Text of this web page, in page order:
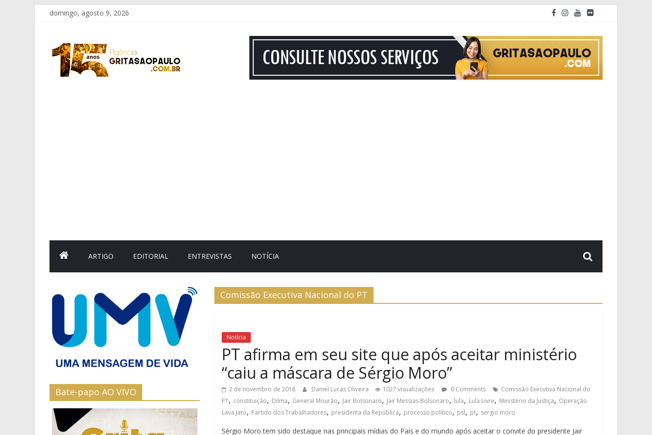
Pular
conteúdo
domingo, agosto 9, 2026
Grita
São
ARTIGO EDITORIAL ENTREVISTAS NOTÍCIA
Comissão Executiva Nacional do PT
Notícia
PT afirma em seu site que após aceitar ministério
“caiu a máscara de Sérgio Moro”
2 de novembro de 2018 Daniel Lucas Oliveira 1027 visualizações 0 Comments
Comissão Executiva Nacional do
PT, constituição, Dilma, General Mourão, Jair Bolsonaro, Jair Messias Bolsonaro, lula, Lula Livre, Ministério da Justiça, Operação
Lava Jato, Partido dos Trabalhadores, presidenta da República, processo político, psl, pt, sergio moro
Sérgio Moro tem sido destaque nas principais mídias do País e do mundo após aceitar o convite do presidente Jair
Bate-papo AO VIVO